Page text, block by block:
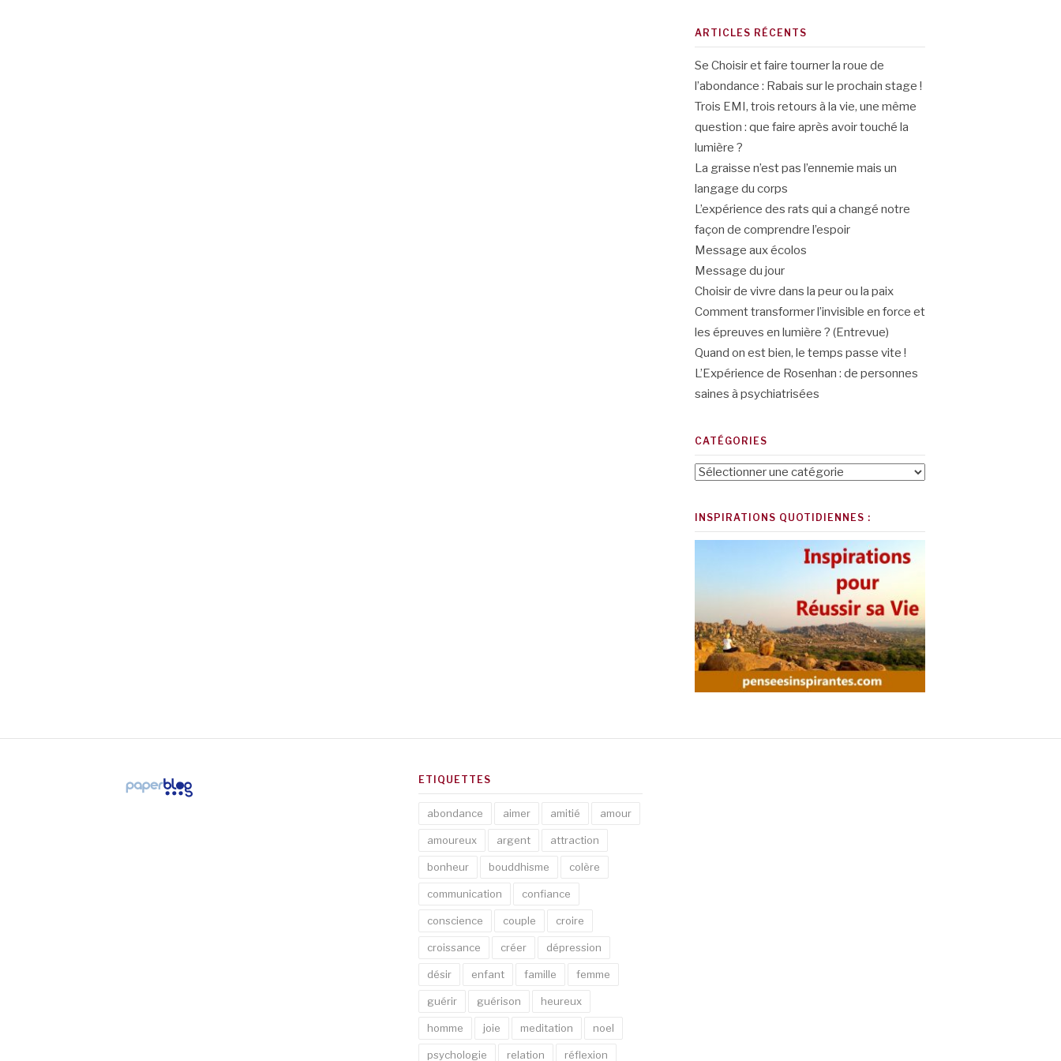
ARTICLES RÉCENTS
Se Choisir et faire tourner la roue de
l’abondance : Rabais sur le prochain stage !
Trois EMI, trois retours à la vie, une même
question : que faire après avoir touché la
lumière ?
La graisse n’est pas l’ennemie mais un
langage du corps
L’expérience des rats qui a changé notre
façon de comprendre l’espoir
Message aux écolos
Message du jour
Choisir de vivre dans la peur ou la paix
Comment transformer l’invisible en force et
les épreuves en lumière ? (Entrevue)
Quand on est bien, le temps passe vite !
L’Expérience de Rosenhan : de personnes
saines à psychiatrisées
CATÉGORIES
Catégories
INSPIRATIONS QUOTIDIENNES :
ETIQUETTES
abondance aimer amitié amour
amoureux argent attraction
bonheur bouddhisme colère
communication confiance
conscience couple croire
croissance créer dépression
désir enfant famille femme
guérir guérison heureux
homme joie meditation noel
psychologie relation réflexion